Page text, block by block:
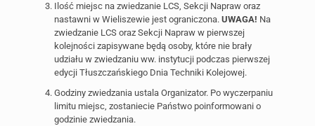
Ilość miejsc na zwiedzanie LCS, Sekcji Napraw oraz
nastawni w Wieliszewie jest ograniczona. UWAGA! Na
zwiedzanie LCS oraz Sekcji Napraw w pierwszej
kolejności zapisywane będą osoby, które nie brały
udziału w zwiedzaniu ww. instytucji podczas pierwszej
edycji Tłuszczańskiego Dnia Techniki Kolejowej.
Godziny zwiedzania ustala Organizator. Po wyczerpaniu
limitu miejsc, zostaniecie Państwo poinformowani o
godzinie zwiedzania.